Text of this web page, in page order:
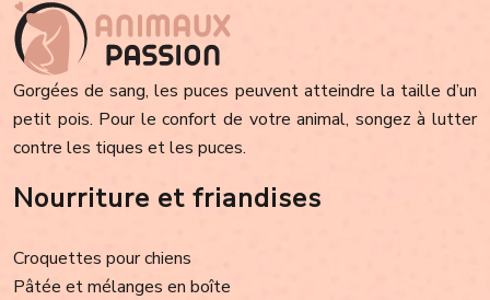
Gorgées de sang, les puces peuvent atteindre la taille d’un
petit pois. Pour le confort de votre animal, songez à lutter
contre les tiques et les puces.
Nourriture et friandises
Croquettes pour chiens
Pâtée et mélanges en boîte